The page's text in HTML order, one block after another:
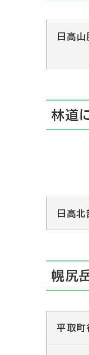
日高
林道
日高
幌尻
平取町